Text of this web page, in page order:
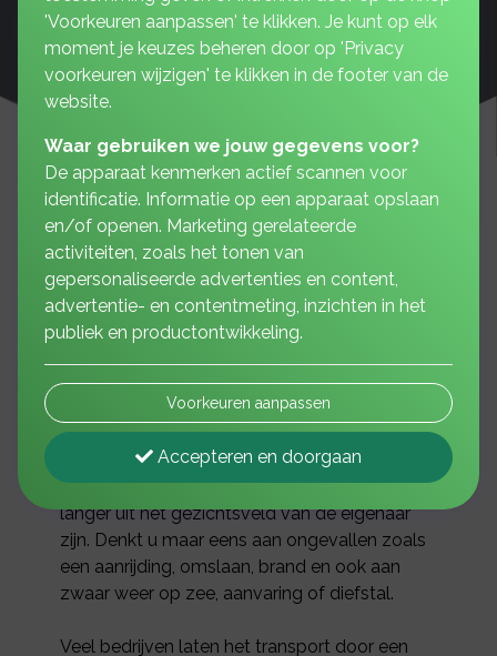
Goederentransport
De dichtheid van het verkeer en de omvang
het feit dat het vervoer met de grootst
mogelijke zorg wordt omgeven, is er altijd
kans op schade.
Die kans wordt groter naarmate de goederen
langer uit het gezichtsveld van de eigenaar
zijn. Denkt u maar eens aan ongevallen zoals
een aanrijding, omslaan, brand en ook aan
zwaar weer op zee, aanvaring of diefstal.
Veel bedrijven laten het transport door een
'Voorkeuren aanpassen' te klikken. Je kunt op elk
moment je keuzes beheren door op 'Privacy
voorkeuren wijzigen' te klikken in de footer van de
website.
Waar gebruiken we jouw gegevens voor?
De apparaat kenmerken actief scannen voor
identificatie. Informatie op een apparaat opslaan
en/of openen. Marketing gerelateerde
activiteiten, zoals het tonen van
gepersonaliseerde advertenties en content,
advertentie- en contentmeting, inzichten in het
publiek en productontwikkeling.
Voorkeuren aanpassen
Accepteren en doorgaan